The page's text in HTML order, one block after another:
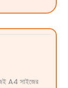
A4 সাইজের